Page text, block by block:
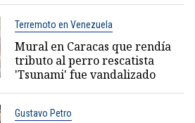
Terremoto en Venezuela
Mural en Caracas que rendía
tributo al perro rescatista
'Tsunami' fue vandalizado
Gustavo Petro